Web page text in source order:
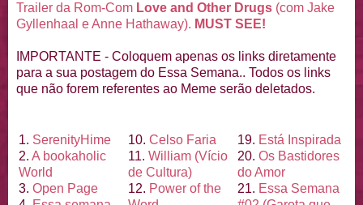
Trailer da Rom-Com Love and Other Drugs (com Jake
Gyllenhaal e Anne Hathaway). MUST SEE!
IMPORTANTE - Coloquem apenas os links diretamente
para a sua postagem do Essa Semana.. Todos os links
que não forem referentes ao Meme serão deletados.
1. SerenityHime
2. A bookaholic
World
3. Open Page
10. Celso Faria
11. William (Vício
de Cultura)
12. Power of the
19. Está Inspirada
20. Os Bastidores
do Amor
21. Essa Semana